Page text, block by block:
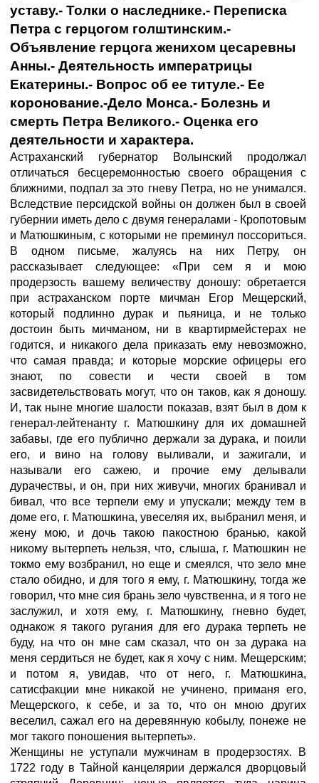
уставу.- Толки о наследнике.- Переписка
Петра с герцогом голштинским.-
Объявление герцога женихом цесаревны
Анны.- Деятельность императрицы
Екатерины.- Вопрос об ее титуле.- Ее
коронование.-Дело Монса.- Болезнь и
смерть Петра Великого.- Оценка его
деятельности и характера.
Астраханский губернатор Волынский продолжал
отличаться бесцеремонностью своего обращения с
ближними, подпал за это гневу Петра, но не унимался.
Вследствие персидской войны он должен был в своей
губернии иметь дело с двумя генералами - Кропотовым
и Матюшкиным, с которыми не преминул поссориться.
В одном письме, жалуясь на них Петру, он
рассказывает следующее: «При сем я и мою
продерзость вашему величеству доношу: обретается
при астраханском порте мичман Егор Мещерский,
который подлинно дурак и пьяница, и не только
достоин быть мичманом, ни в квартирмейстерах не
годится, и никакого дела приказать ему невозможно,
что самая правда; и которые морские офицеры его
знают, по совести и чести своей в том
засвидетельствовать могут, что он таков, как я доношу.
И, так ныне многие шалости показав, взят был в дом к
генерал-лейтенанту г. Матюшкину для их домашней
забавы, где его публично держали за дурака, и поили
его, и вино на голову выливали, и зажигали, и
называли его сажею, и прочие ему делывали
дурачествы, и он, при них живучи, многих бранивал и
бивал, что все терпели ему и упускали; между тем в
доме его, г. Матюшкина, увеселяя их, выбранил меня, и
жену мою, и дочь такою пакостною бранью, какой
никому вытерпеть нельзя, что, слыша, г. Матюшкин не
токмо ему возбранил, но еще и смеялся, что зело мне
стало обидно, и для того я ему, г. Матюшкину, тогда же
говорил, что мне сия брань зело чувственна, и я того не
заслужил, и хотя ему, г. Матюшкину, гневно будет,
однакож я такого ругания для его дурака терпеть не
буду, на что он мне сам сказал, что он за дурака на
меня сердиться не будет, как я хочу с ним. Мещерским;
и потом я, увидав, что от него, г. Матюшкина,
сатисфакции мне никакой не учинено, приманя его,
Мещерского, к себе, и за то, что он мною других
веселил, сажал его на деревянную кобылу, понеже не
мог такого поношения вытерпеть».
Женщины не уступали мужчинам в продерзостях. В
1722 году в Тайной канцелярии держался дворцовый